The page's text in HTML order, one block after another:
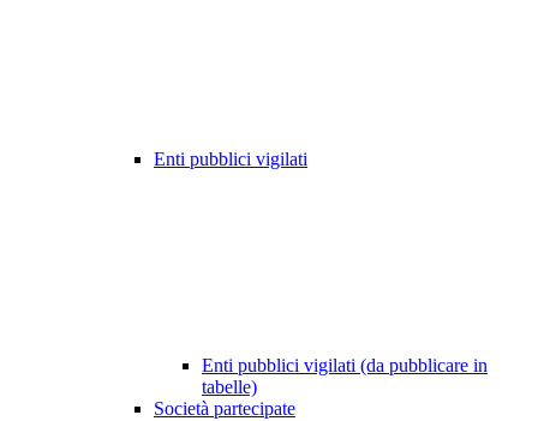
Enti pubblici vigilati
Enti pubblici vigilati (da pubblicare in
tabelle)
Società partecipate